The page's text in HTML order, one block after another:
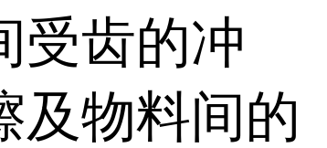
受齿的冲
及物料间的